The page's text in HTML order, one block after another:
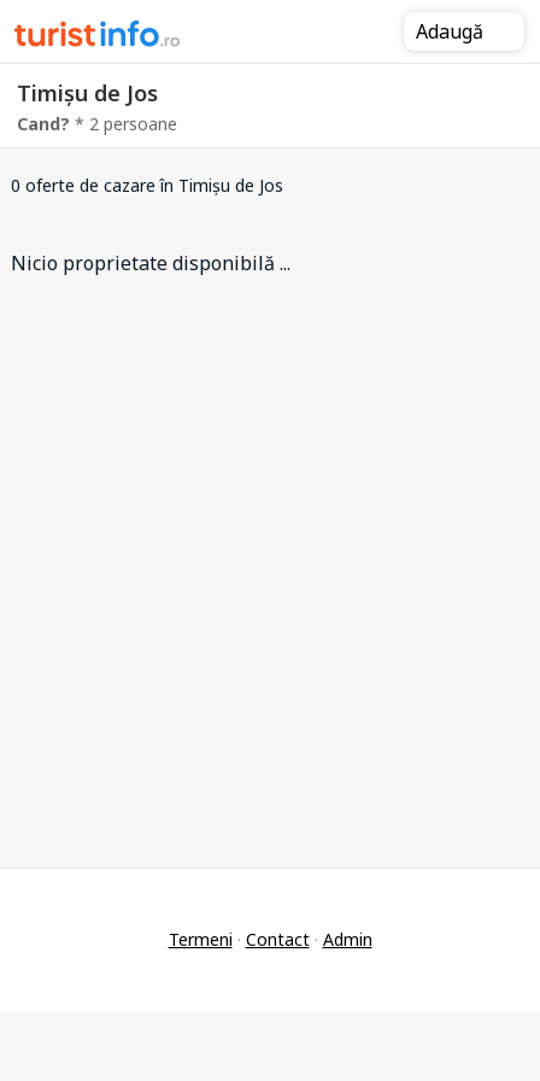
Adaugă
Timișu de Jos
Cand? * 2 persoane
0 oferte de cazareîn Timișu de Jos
Nicio proprietate disponibilă ...
Termeni · Contact· Admin